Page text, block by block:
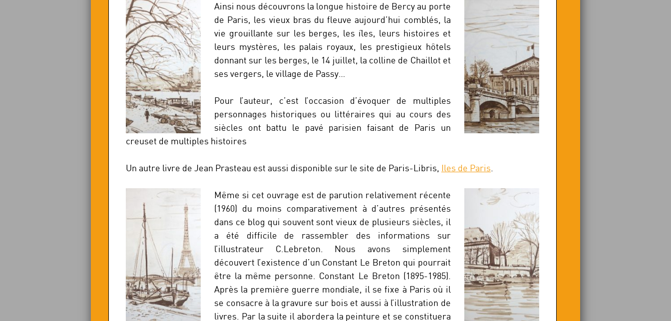
Ainsi nous découvrons la longue histoire de Bercy au porte
de Paris, les vieux bras du fleuve aujourd’hui comblés, la
vie grouillante sur les berges, les îles, leurs histoires et
leurs mystères, les palais royaux, les prestigieux hôtels
donnant sur les berges, le 14 juillet, la colline de Chaillot et
ses vergers, le village de Passy…
Pour l’auteur, c’est l’occasion d’évoquer de multiples
personnages historiques ou littéraires qui au cours des
siècles ont battu le pavé parisien faisant de Paris un
creuset de multiples histoires
Un autre livre de Jean Prasteau est aussi disponible sur le site de Paris-Libris, Iles de Paris.
Même si cet ouvrage est de parution relativement récente
(1960) du moins comparativement à d’autres présentés
dans ce blog qui souvent sont vieux de plusieurs siècles, il
a été difficile de rassembler des informations sur
l’illustrateur C.Lebreton. Nous avons simplement
découvert l’existence d’un Constant Le Breton qui pourrait
être la même personne. Constant Le Breton (1895-1985).
Après la première guerre mondiale, il se fixe à Paris où il
se consacre à la gravure sur bois et aussi à l’illustration de
livres. Par la suite il abordera la peinture et se constituera